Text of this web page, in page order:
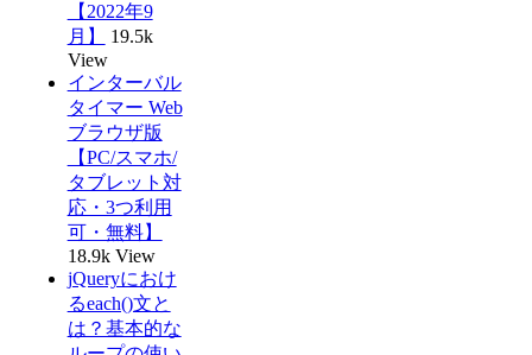
【2022年9
月】
19.5k
View
インターバル
タイマー Web
ブラウザ版
【PC/スマホ/
タブレット対
応・3つ利用
可・無料】
18.9k View
jQueryにおけ
るeach()文と
は？基本的な